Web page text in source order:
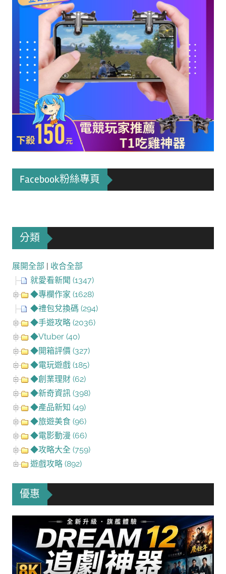
Facebook粉絲專頁
分類
展開全部 | 收合全部
就愛看新聞 (1347)
◆專欄作家 (1628)
◆禮包兌換碼 (294)
◆手遊攻略 (2036)
◆Vtuber (40)
◆開箱評價 (327)
◆電玩遊戲 (185)
◆創業理財 (62)
◆新奇資訊 (398)
◆產品新知 (49)
◆旅遊美食 (96)
◆電影動漫 (66)
◆攻略大全 (759)
遊戲攻略 (892)
優惠